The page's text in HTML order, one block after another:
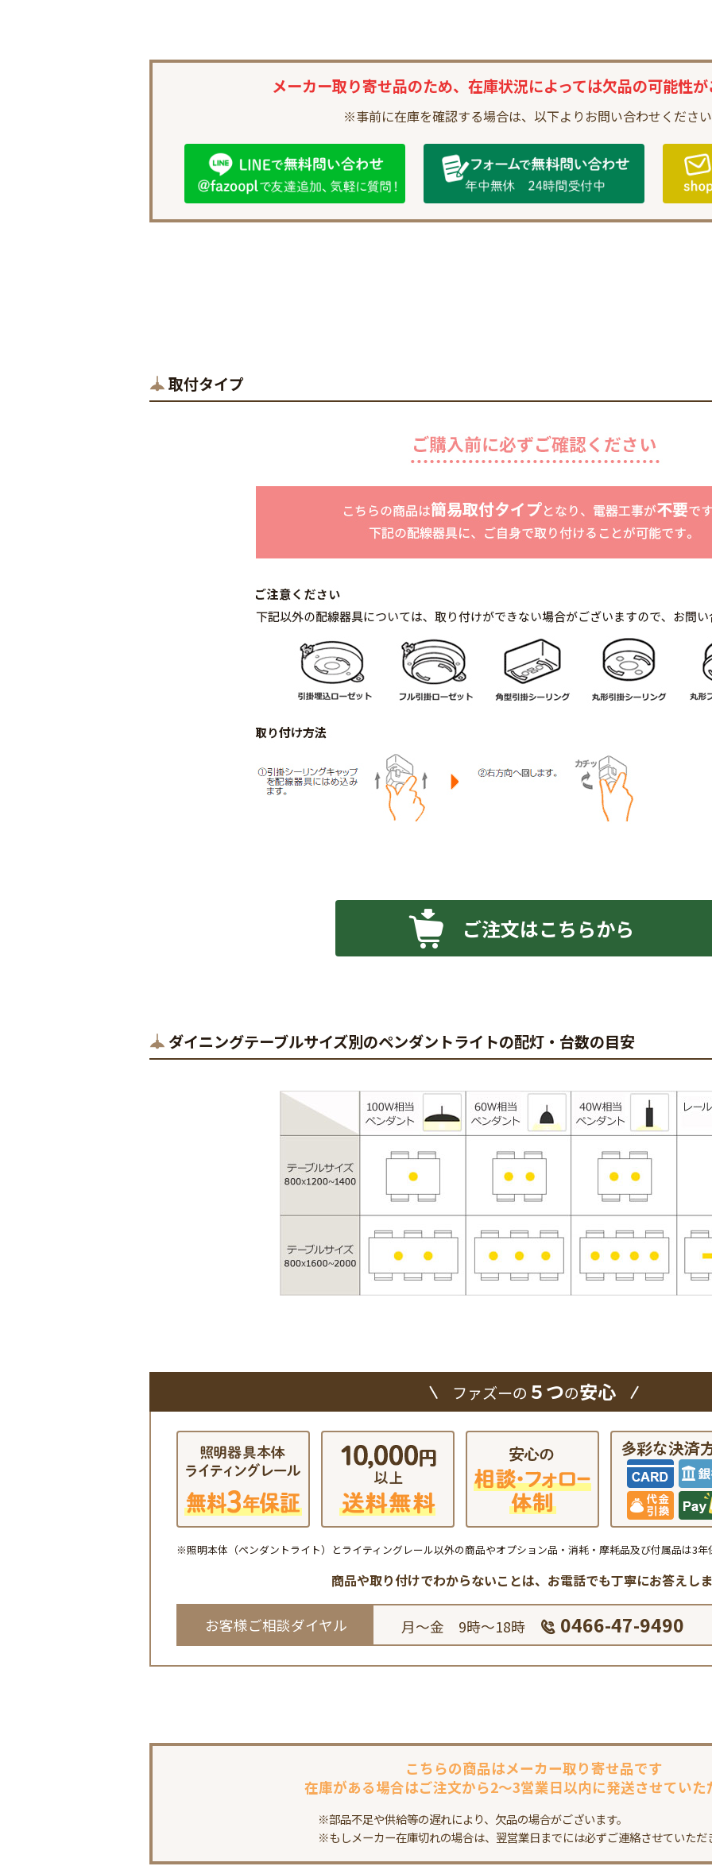
メーカー取り寄せ品のため、 在庫状況によっては欠品の可能性
※事前に在庫を確認する場合は、 以下よりお問い合わせくださ
取付タイプ
ご注文はこちらから
ダイニングテーブルサイズ別のペンダントライトの配灯・台数の目安
ファズーの ５つの安心
※照明本体（ペンダントライト）とライティングレール以外の商品やオプション品・消耗・摩耗品及び付属品は3年
商品や取り付けでわからないことは、 お電話でも丁寧にお答えし
お客様ご相談ダイヤル 月～金 9時～18時 0466-47-9490
こちらの商品はメーカー取り寄せ品です
在庫がある場合はご注文から2～3営業日以内に発送させていた
※部品不足や供給等の遅れにより、欠品の場合がございます。
※もしメーカー在庫切れの場合は、翌営業日までには必ずご連絡させていただ